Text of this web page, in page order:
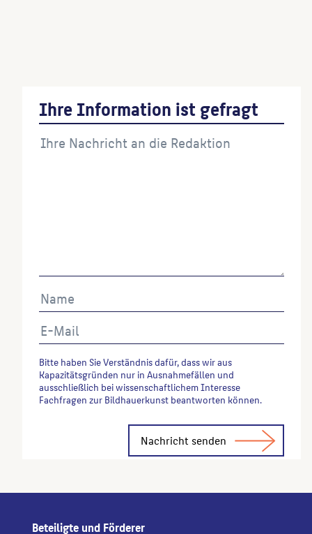
Ihre Information ist gefragt
Bitte haben Sie Verständnis dafür, dass wir aus
Kapazitätsgründen nur in Ausnahmefällen und
ausschließlich bei wissenschaftlichem Interesse
Fachfragen zur Bildhauerkunst beantworten können.
Beteiligte und Förderer